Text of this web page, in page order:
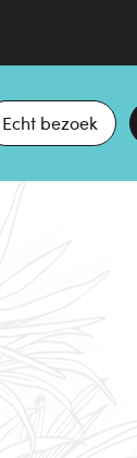
Echt bezoek